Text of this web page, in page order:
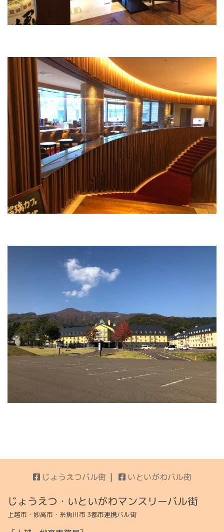
じょうえつバル街 いといがわバル街
じょうえつ・いといがわマンスリーバル街
上越市・妙高市・糸魚川市 3都市連携バル街